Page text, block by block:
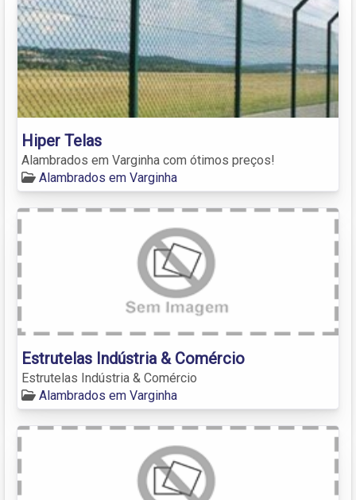
Hiper Telas
Alambrados em Varginha com ótimos preços!
Alambrados em Varginha
Estrutelas Indústria & Comércio
Estrutelas Indústria & Comércio
Alambrados em Varginha